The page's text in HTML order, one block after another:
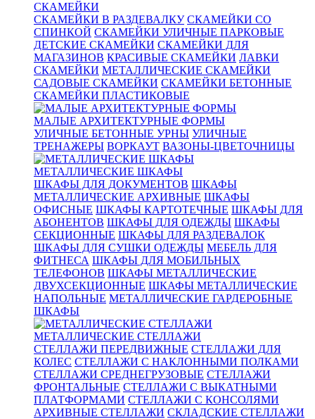
СКАМЕЙКИ
СКАМЕЙКИ В РАЗДЕВАЛКУ СКАМЕЙКИ СО
СПИНКОЙ СКАМЕЙКИ УЛИЧНЫЕ ПАРКОВЫЕ
ДЕТСКИЕ СКАМЕЙКИ СКАМЕЙКИ ДЛЯ
МАГАЗИНОВ КРАСИВЫЕ СКАМЕЙКИ ЛАВКИ
СКАМЕЙКИ МЕТАЛЛИЧЕСКИЕ СКАМЕЙКИ
САДОВЫЕ СКАМЕЙКИ СКАМЕЙКИ БЕТОННЫЕ
СКАМЕЙКИ ПЛАСТИКОВЫЕ
МАЛЫЕ АРХИТЕКТУРНЫЕ ФОРМЫ
УЛИЧНЫЕ БЕТОННЫЕ УРНЫ УЛИЧНЫЕ
ТРЕНАЖЕРЫ ВОРКАУТ ВАЗОНЫ-ЦВЕТОЧНИЦЫ
МЕТАЛЛИЧЕСКИЕ ШКАФЫ
ШКАФЫ ДЛЯ ДОКУМЕНТОВ ШКАФЫ
МЕТАЛЛИЧЕСКИЕ АРХИВНЫЕ ШКАФЫ
ОФИСНЫЕ ШКАФЫ КАРТОТЕЧНЫЕ ШКАФЫ ДЛЯ
АБОНЕНТОВ ШКАФЫ ДЛЯ ОДЕЖДЫ ШКАФЫ
СЕКЦИОННЫЕ ШКАФЫ ДЛЯ РАЗДЕВАЛОК
ШКАФЫ ДЛЯ СУШКИ ОДЕЖДЫ МЕБЕЛЬ ДЛЯ
ФИТНЕСА ШКАФЫ ДЛЯ МОБИЛЬНЫХ
ТЕЛЕФОНОВ ШКАФЫ МЕТАЛЛИЧЕСКИЕ
ДВУХСЕКЦИОННЫЕ ШКАФЫ МЕТАЛЛИЧЕСКИЕ
НАПОЛЬНЫЕ МЕТАЛЛИЧЕСКИЕ ГАРДЕРОБНЫЕ
ШКАФЫ
МЕТАЛЛИЧЕСКИЕ СТЕЛЛАЖИ
СТЕЛЛАЖИ ПЕРЕДВИЖНЫЕ СТЕЛЛАЖИ ДЛЯ
КОЛЕС СТЕЛЛАЖИ С НАКЛОННЫМИ ПОЛКАМИ
СТЕЛЛАЖИ СРЕДНЕГРУЗОВЫЕ СТЕЛЛАЖИ
ФРОНТАЛЬНЫЕ СТЕЛЛАЖИ С ВЫКАТНЫМИ
ПЛАТФОРМАМИ СТЕЛЛАЖИ С КОНСОЛЯМИ
АРХИВНЫЕ СТЕЛЛАЖИ СКЛАДСКИЕ СТЕЛЛАЖИ